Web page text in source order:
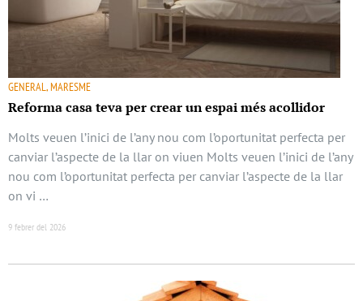
GENERAL, MARESME
Reforma casa teva per crear un espai més acollidor
Molts veuen l’inici de l’any nou com l’oportunitat perfecta per
canviar l’aspecte de la llar on viuen Molts veuen l’inici de l’any
nou com l’oportunitat perfecta per canviar l’aspecte de la llar
on vi …
9 febrer del 2026